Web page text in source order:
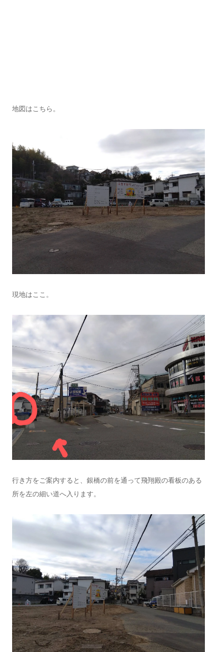
地図はこちら。
現地はここ。
行き方をご案内すると、銀橋の前を通って飛翔殿の看板のある
所を左の細い道へ入ります。